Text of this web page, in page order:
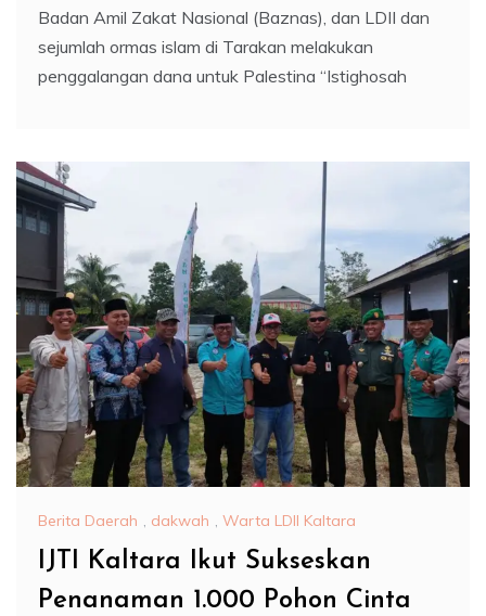
Badan Amil Zakat Nasional (Baznas), dan LDII dan
sejumlah ormas islam di Tarakan melakukan
penggalangan dana untuk Palestina “Istighosah
Berita Daerah , dakwah , Warta LDII Kaltara
IJTI Kaltara Ikut Sukseskan
Penanaman 1.000 Pohon Cinta